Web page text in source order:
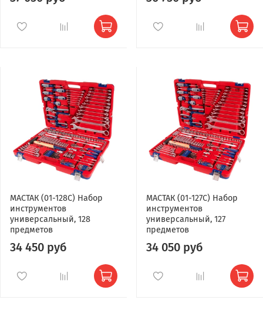
МАСТАК (01-128C) Набор
инструментов
универсальный, 128
предметов
34 450 руб
МАСТАК (01-127C) Набор
инструментов
универсальный, 127
предметов
34 050 руб